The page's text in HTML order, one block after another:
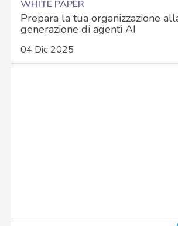
WHITE PAPER
Prepara la tua organizzazione
generazione di agenti AI
04 Dic 2025